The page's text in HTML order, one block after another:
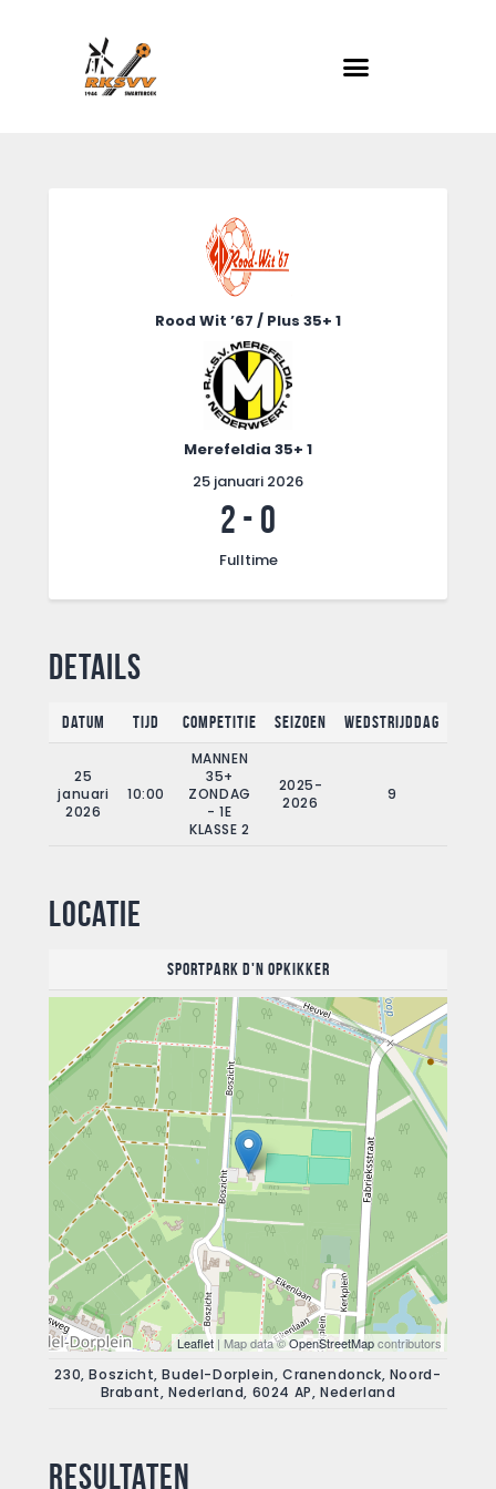
Evenementen
Foto album
Rood Wit ’67 / Plus 35+ 1
Merefeldia 35+ 1
25 januari 2026
2 - 0
Fulltime
Details
Datum Tijd Competitie Seizoen Wedstrijddag
25
januari
2026
10:00
MANNEN
35+
ZONDAG
- 1E
KLASSE 2
2025-
2026
9
Locatie
Sportpark d'n Opkikker
Leaflet | Map data ©OpenStreetMapcontributors
230, Boszicht, Budel-Dorplein, Cranendonck, Noord-
Brabant, Nederland, 6024 AP, Nederland
Resultaten